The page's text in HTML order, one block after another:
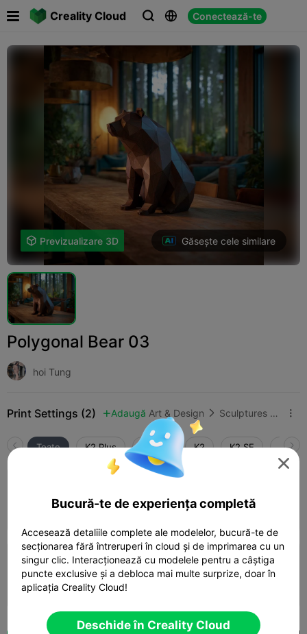
Creality Cloud   Conectează-te
 
 Previzualizare 3D Găsește cele similare
Polygonal Bear 03
hoi Tung
Print Settings (2)  Adaugă Art & Design  Sculptures & Artworks 
Toate K2 Plus K2 Pro K2 K2 SE
Autor  01h 20m  1 plates  55.94g
0.2mm layer, 2 walls, 15% infill
 01h 47m

Bucură-te de experiența completă
Accesează detaliile complete ale modelelor, bucură-te de
secționarea fără întreruperi în cloud și de imprimarea cu un
singur clic. Interacționează cu modelele pentru a câștiga
puncte exclusive și a debloca mai multe surprize, doar în
aplicația Creality Cloud!
Deschide în Creality Cloud